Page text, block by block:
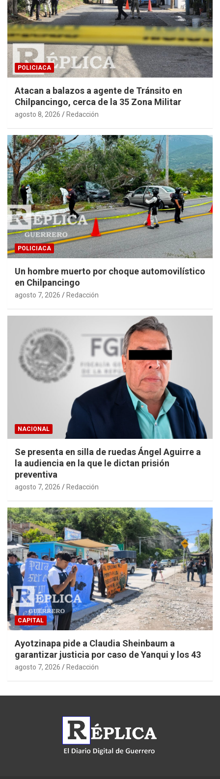
POLICIACA
Atacan a balazos a agente de Tránsito en
Chilpancingo, cerca de la 35 Zona Militar
agosto 8, 2026 Redacción
POLICIACA
Un hombre muerto por choque automovilístico
en Chilpancingo
agosto 7, 2026 Redacción
NACIONAL
Se presenta en silla de ruedas Ángel Aguirre a
la audiencia en la que le dictan prisión
preventiva
agosto 7, 2026 Redacción
CAPITAL
Ayotzinapa pide a Claudia Sheinbaum a
garantizar justicia por caso de Yanqui y los 43
agosto 7, 2026 Redacción